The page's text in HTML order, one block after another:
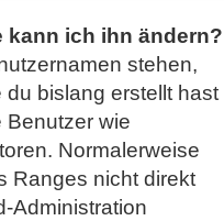
kann ich ihn ändern?
stehen,
bislang erstellt hast
Benutzer wie
Normalerweise
Ranges nicht direkt
Administration